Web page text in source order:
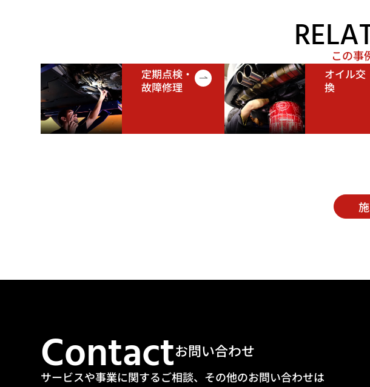
この事
定期点検・
故障修理
オイル交
換
Contactお問い合わせ
サービスや事業に関するご相談、その他のお問い合わせは